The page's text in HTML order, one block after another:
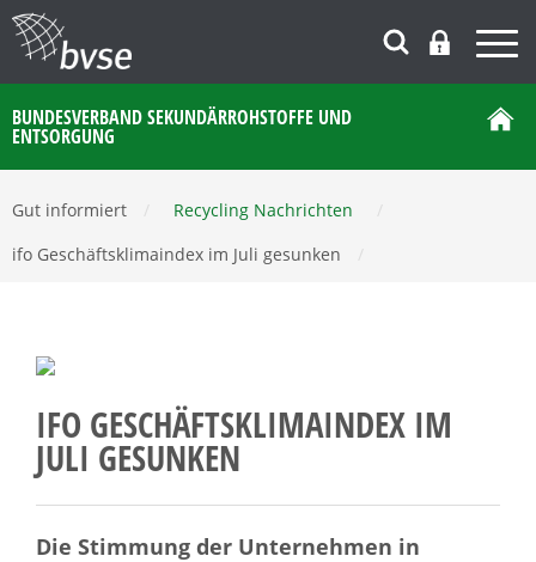
BUNDESVERBAND SEKUNDÄRROHSTOFFE UND
ENTSORGUNG
Gut informiert Recycling Nachrichten
ifo Geschäftsklimaindex im Juli gesunken
IFO GESCHÄFTSKLIMAINDEX IM
JULI GESUNKEN
Die Stimmung der Unternehmen in